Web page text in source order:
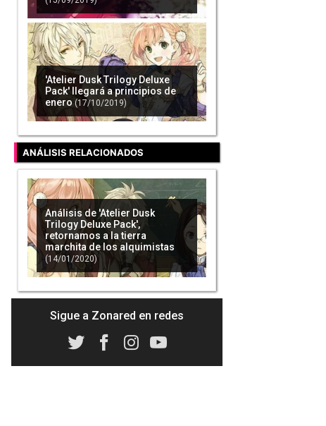
'Atelier Dusk Trilogy Deluxe
Pack' llegará a principios de
enero (17/10/2019)
ANÁLISIS RELACIONADOS
Análisis de 'Atelier Dusk
Trilogy Deluxe Pack',
retornamos a la tierra
marchita de los alquimistas
(14/01/2020)
Sigue a Zonared en redes